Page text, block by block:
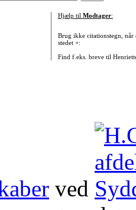
Hjælp til Modtager:
Brug ikke citationstegn, når
stedet +:
Find f.eks. breve til
ved